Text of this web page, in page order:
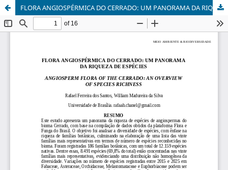
FLORA ANGIOSPÉRMICA DO CERRADO: UM PANORAMA DA RIQUEZA DE ESPÉCIES